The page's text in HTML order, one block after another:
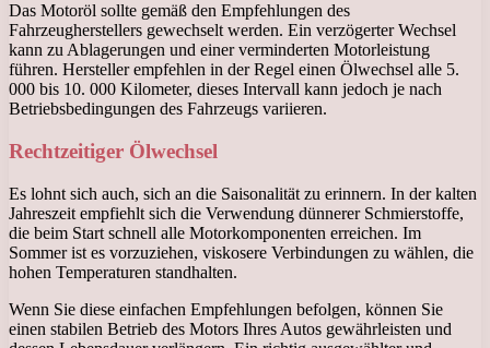
Das Motoröl sollte gemäß den Empfehlungen des
Fahrzeugherstellers gewechselt werden. Ein verzögerter Wechsel
kann zu Ablagerungen und einer verminderten Motorleistung
führen. Hersteller empfehlen in der Regel einen Ölwechsel alle 5.
000 bis 10. 000 Kilometer, dieses Intervall kann jedoch je nach
Betriebsbedingungen des Fahrzeugs variieren.
Rechtzeitiger Ölwechsel
Es lohnt sich auch, sich an die Saisonalität zu erinnern. In der kalten
Jahreszeit empfiehlt sich die Verwendung dünnerer Schmierstoffe,
die beim Start schnell alle Motorkomponenten erreichen. Im
Sommer ist es vorzuziehen, viskosere Verbindungen zu wählen, die
hohen Temperaturen standhalten.
Wenn Sie diese einfachen Empfehlungen befolgen, können Sie
einen stabilen Betrieb des Motors Ihres Autos gewährleisten und